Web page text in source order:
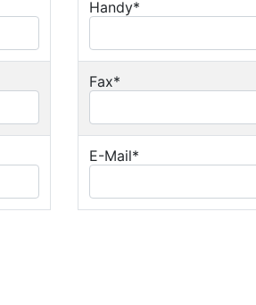
Handy*
Fax*
E-Mail*